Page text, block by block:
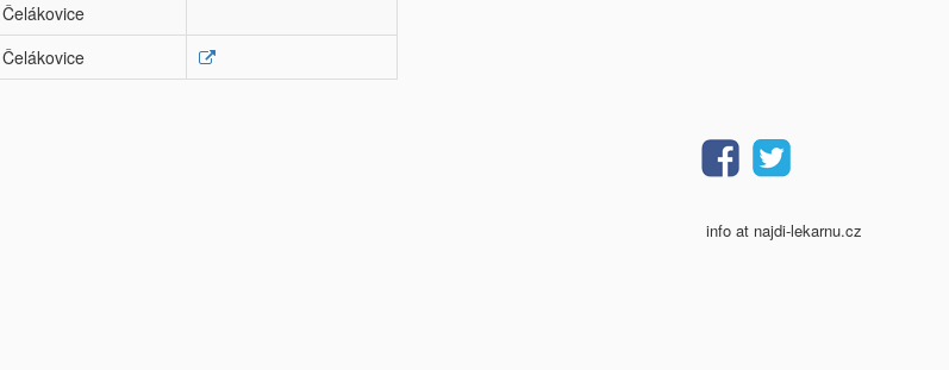
Čelákovice
Čelákovice
info at najdi-lekarnu.cz